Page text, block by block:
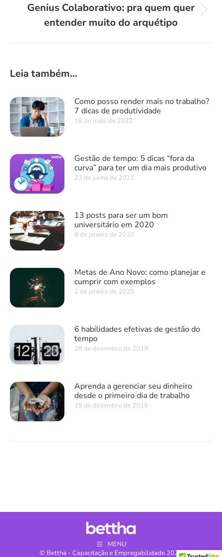
Próximo
post:
Genius Colaborativo: pra quem quer
entender muito do arquétipo
Leia também...
Como posso render mais no trabalho?
7 dicas de produtividade
18 de maio de 2022
Gestão de tempo: 5 dicas “fora da
curva” para ter um dia mais produtivo
23 de junho de 2021
13 posts para ser um bom
universitário em 2020
9 de janeiro de 2020
Metas de Ano Novo: como planejar e
cumprir com exemplos
2 de janeiro de 2020
6 habilidades efetivas de gestão do
tempo
28 de dezembro de 2019
Aprenda a gerenciar seu dinheiro
desde o primeiro dia de trabalho
19 de dezembro de 2019
MENU
© Bettha - Capacitação e Empregabilidade 2024